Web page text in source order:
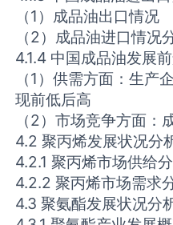
（1）成品油出口情况
（2）成品油进口情况
4.1.4 中国成品油发展
（1）供需方面：生
现前低后高
（2）市场竞争方面：
4.2 聚丙烯发展状况分
4.2.1 聚丙烯市场供给
4.2.2 聚丙烯市场需求
4.3 聚氨酯发展状况分